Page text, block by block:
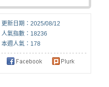
更新日期：2025/08/12
人氣指數：18236
本週人氣：178